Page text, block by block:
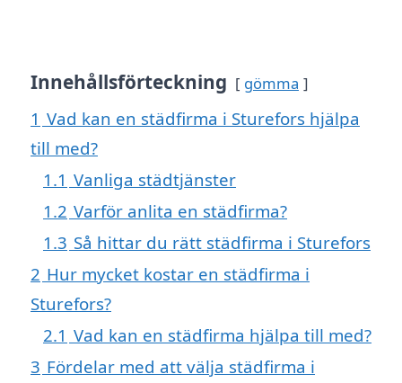
Innehållsförteckning gömma
1 Vad kan en städfirma i Sturefors hjälpa
till med?
1.1 Vanliga städtjänster
1.2 Varför anlita en städfirma?
1.3 Så hittar du rätt städfirma i Sturefors
2 Hur mycket kostar en städfirma i
Sturefors?
2.1 Vad kan en städfirma hjälpa till med?
3 Fördelar med att välja städfirma i